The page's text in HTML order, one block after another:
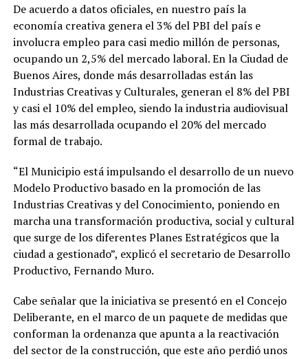
De acuerdo a datos oficiales, en nuestro país la
economía creativa genera el 3% del PBI del país e
involucra empleo para casi medio millón de personas,
ocupando un 2,5% del mercado laboral. En la Ciudad de
Buenos Aires, donde más desarrolladas están las
Industrias Creativas y Culturales, generan el 8% del PBI
y casi el 10% del empleo, siendo la industria audiovisual
las más desarrollada ocupando el 20% del mercado
formal de trabajo.
“El Municipio está impulsando el desarrollo de un nuevo
Modelo Productivo basado en la promoción de las
Industrias Creativas y del Conocimiento, poniendo en
marcha una transformación productiva, social y cultural
que surge de los diferentes Planes Estratégicos que la
ciudad a gestionado”, explicó el secretario de Desarrollo
Productivo, Fernando Muro.
Cabe señalar que la iniciativa se presentó en el Concejo
Deliberante, en el marco de un paquete de medidas que
conforman la ordenanza que apunta a la reactivación
del sector de la construcción, que este año perdió unos